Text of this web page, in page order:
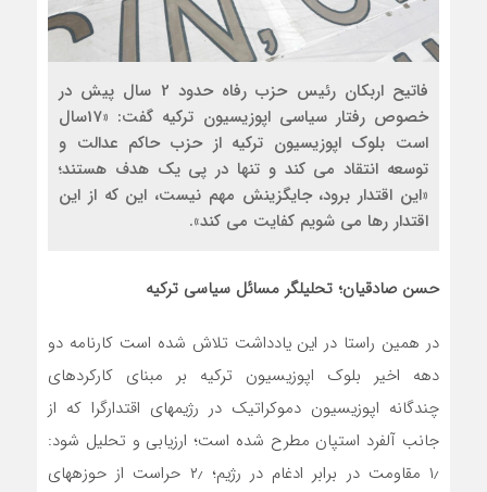
فاتیح اربکان رئیس حزب رفاه حدود 2 سال پیش در
خصوص رفتار سیاسی اپوزیسیون ترکیه گفت: «17سال
است بلوک اپوزیسیون ترکیه از حزب حاکم عدالت و
توسعه انتقاد می کند و تنها در پی یک هدف هستند؛
«این اقتدار برود، جایگزینش مهم نیست، این که از این
اقتدار رها می شویم کفایت می ‏کند».
حسن صادقیان؛ تحلیلگر مسائل سیاسی ترکیه
در همین راستا در این یادداشت تلاش شده است کارنامه دو
دهه اخیر بلوک اپوزیسیون ترکیه بر مبنای کارکردهای
چندگانه اپوزیسیون دموکراتیک در رژیم‏های اقتدارگرا که از
جانب آلفرد استپان مطرح شده است؛ ارزیابی و تحلیل شود:
۱٫ مقاومت در برابر ادغام در رژیم؛ ۲٫ حراست از حوزه‏های